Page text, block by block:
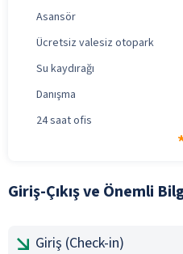
Asansör
Ücretsiz valesiz otopark
Su kaydırağı
Danışma
24 saat ofis
Giriş-Çıkış ve Önemli
Giriş (Check-in)